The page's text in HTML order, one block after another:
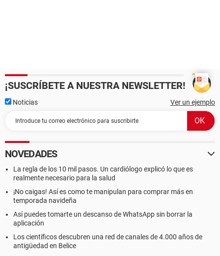
¡SUSCRÍBETE A NUESTRA NEWSLETTER!
Noticias Ver un ejemplo
NOVEDADES
La regla de los 10 mil pasos. Un cardiólogo explicó lo que es
realmente necesario para la salud
¡No caigas! Así es como te manipulan para comprar más en
temporada navideña
Así puedes tomarte un descanso de WhatsApp sin borrar la
aplicación
Los científicos descubren una red de canales de 4.000 años de
antigüedad en Belice